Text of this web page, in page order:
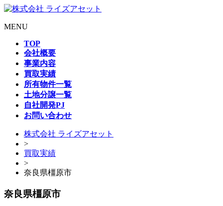
MENU
TOP
会社概要
事業内容
買取実績
所有物件一覧
土地分譲一覧
自社開発PJ
お問い合わせ
株式会社 ライズアセット
>
買取実績
>
奈良県橿原市
奈良県橿原市